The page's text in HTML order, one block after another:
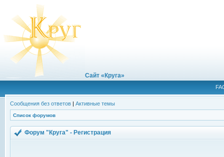
Сайт «Круга»
Сообщения без ответов | Активные темы
Список форумов
Форум "Круга" - Регистрация